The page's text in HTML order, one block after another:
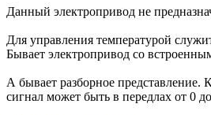
Данный электропривод не
Для управления температурой
Бывает электропривод со
А бывает разборное представление.
сигнал может быть в передлах от 0